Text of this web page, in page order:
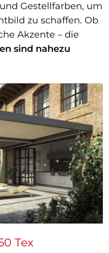
Gestellfarben, um
zu schaffen. Ob
Akzente – die
sind nahezu
Tex